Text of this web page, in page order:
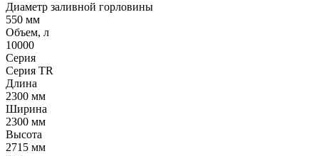
Диаметр заливной горловины
550 мм
Объем, л
10000
Серия
Серия TR
Длина
2300 мм
Ширина
2300 мм
Высота
2715 мм